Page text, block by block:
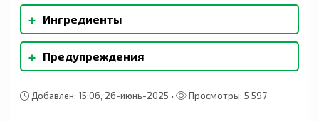
В качестве диетической добавки принимайте
по одной капсуле ежедневно или по указанию
врача.
+ Ингредиенты
Желатин, глицерин, очищенная вода. Содержит:
Соевые бобы Без молока, яйца, рыбы,
ракообразных моллюсков, орехов, арахиса и
глютена, ячменя, риса, натрия и сахара.
+ Предупреждения
месте. Хранить вне досягаемости детей. Не
Добавлен: 15:06, 26-июнь-2025 • Просмотры: 5 597